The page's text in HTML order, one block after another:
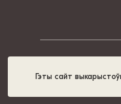
Гэты сайт